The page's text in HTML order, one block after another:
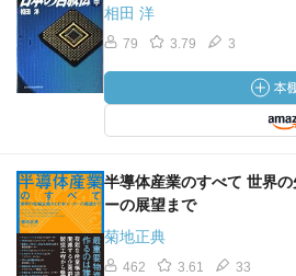
相田 洋
79 3.79 3
半導体産業のすべて 世界
ーの展望まで
菊地正典
462 3.61 33